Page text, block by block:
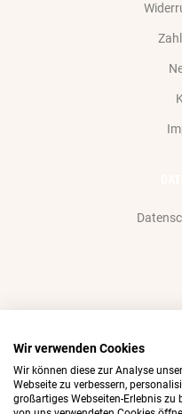
Wir
Wir verwenden Cookies
Wir können diese zur Analyse
Webseite zu verbessern,
großartiges Webseiten-Erlebnis zu